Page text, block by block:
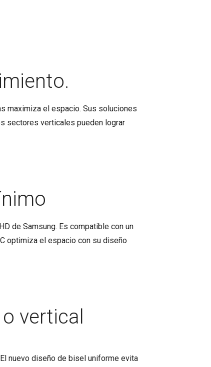
maximiza el espacio. Sus soluciones
sectores verticales pueden lograr
de Samsung. Es compatible con un
optimiza el espacio con su diseño
vertical
nuevo diseño de bisel uniforme evita